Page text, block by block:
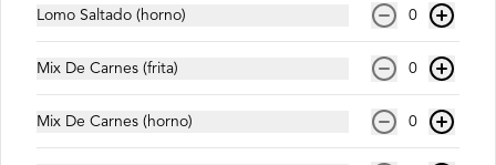
Coca Cola Zero (350ml)
Lomo Saltado (horno) 0
Mix De Carnes (frita) 0
Mix De Carnes (horno) 0